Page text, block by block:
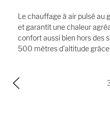
Le chauffage à air pulsé au
et garantit une chaleur
confort aussi bien hors des
500 mètres d'altitude